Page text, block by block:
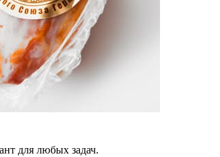
для любых задач.